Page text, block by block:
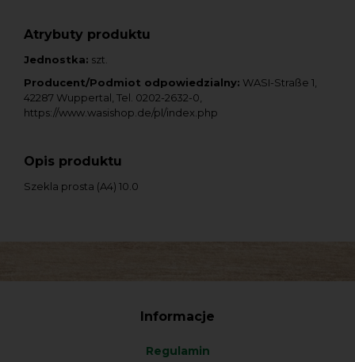
Atrybuty produktu
Jednostka: szt.
Producent/Podmiot odpowiedzialny: WASI-Straße 1,
42287 Wuppertal, Tel. 0202-2632-0,
https://www.wasishop.de/pl/index.php
Opis produktu
Szekla prosta (A4) 10.0
Informacje
Regulamin